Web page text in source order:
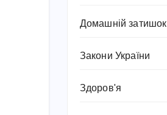
Домашній затишок
Закони України
Здоров'я